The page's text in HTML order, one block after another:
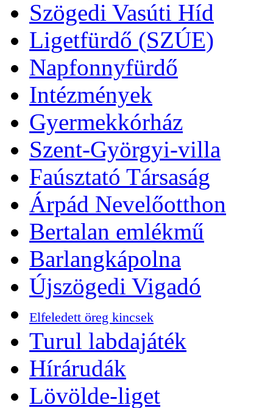
Szögedi Vasúti Híd
Ligetfürdő (SZÚE)
Napfonnyfürdő
Intézmények
Gyermekkórház
Szent-Györgyi-villa
Faúsztató Társaság
Árpád Nevelőotthon
Bertalan emlékmű
Barlangkápolna
Újszögedi Vigadó
Elfeledett öreg kincsek
Turul labdajáték
Hírárudák
Lövölde-liget